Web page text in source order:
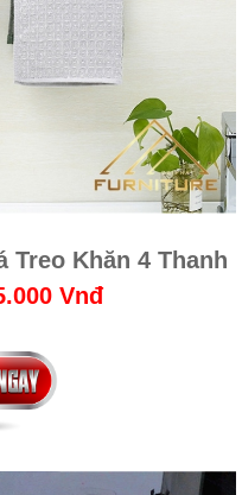
Treo Khăn 4 Thanh
Vnđ